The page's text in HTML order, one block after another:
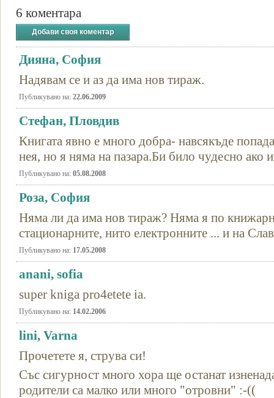
6 коментара
Добави своя коментар
Дияна, София
Надявам се и аз да има нов тираж.
Публикувано на: 22.06.2009
Стефан, Пловдив
Книгата явно е много добра- навсякъде
нея, но я няма на пазара.Би било чудесно ако
Публикувано на: 05.08.2008
Роза, София
Няма ли да има нов тираж? Няма я по
стационарните, нито електронните ... и на
Публикувано на: 17.05.2008
anani, sofia
super kniga pro4etete ia.
Публикувано на: 14.02.2006
lini, Varna
Прочетете я, струва си!
Със сигурност много хора ще останат
родители са малко или много "отровни" :-((